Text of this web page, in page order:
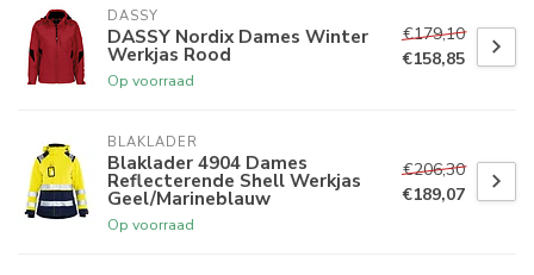
DASSY
DASSY Nordix Dames Winter
Werkjas Rood
Op voorraad
€179,10
€158,85
BLAKLADER
Blaklader 4904 Dames
Reflecterende Shell Werkjas
Geel/Marineblauw
Op voorraad
€206,30
€189,07